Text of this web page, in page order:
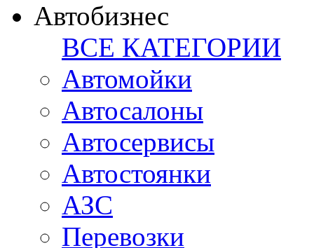
Автобизнес
ВСЕ КАТЕГОРИИ
Автомойки
Автосалоны
Автосервисы
Автостоянки
АЗС
Перевозки